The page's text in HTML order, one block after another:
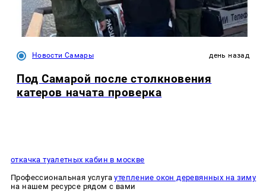
Новости Самары день назад
Под Самарой после столкновения
катеров начата проверка
откачка туалетных кабин в москве
Профессиональная услугаутепление окон деревянных на зиму
на нашем ресурсе рядом с вами